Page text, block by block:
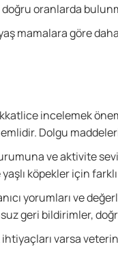
oranlarda
mamalara göre
incelemek
Dolgu
ve aktivite
köpekler için
yorumları ve
geri bildirimler,
ihtiyaçları varsa